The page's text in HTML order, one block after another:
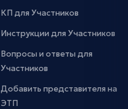
КП для Участников
Инструкции для Участников
Вопросы и ответы для
Участников
Добавить представителя на
ЭТП